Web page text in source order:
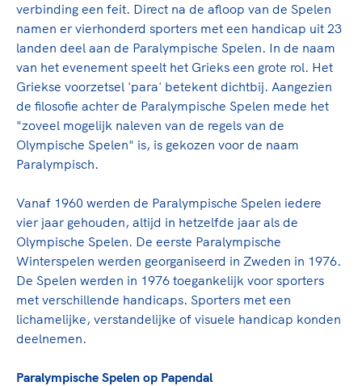
Sport verenigt. Op sportclubs, pleintjes, tijdens
een rondje fietsen, door samen te skaten of naar
de sportschool te gaan. Door samen te juichen
voor Sifan Hassan, Rico Verhoeven, Diede de
Groot en het Nederlands Elftal. Of met trots te
genieten van de karatewedstrijd van je dochter,
de halve marathon van je moeder of de
hockeywedstrijd van je buurjongen.
Clubondersteuning
Beroepskrachten
Samen voor een veilige
sportomgeving
Voor welk gedrag staat de club? Wat mag wel
langs de lijn, in de kleedkamer, kantine en online?
hier richting aan en is dus een belangrijk
onderdeel van het clubbeleid rondom gewenst en
ongewenst gedrag.
Lees verder
De TeamNL Academie
De TeamNL Academie biedt een leer- en
ontwikkelprogramma voor de volgende functies
binnen TeamNL programma's: experts, coaches,
bestuurders, (technisch) directeuren, managers en
toekomstig kader.
Lees verder
verbinding een feit. Direct na de afloop van de Spelen
namen er vierhonderd sporters met een handicap uit 23
landen deel aan de Paralympische Spelen. In de naam
van het evenement speelt het Grieks een grote rol. Het
Griekse voorzetsel 'para' betekent dichtbij. Aangezien
de filosofie achter de Paralympische Spelen mede het
"zoveel mogelijk naleven van de regels van de
Olympische Spelen" is, is gekozen voor de naam
Paralympisch.
Vanaf 1960 werden de Paralympische Spelen iedere
vier jaar gehouden, altijd in hetzelfde jaar als de
Olympische Spelen. De eerste Paralympische
Winterspelen werden georganiseerd in Zweden in 1976.
De Spelen werden in 1976 toegankelijk voor sporters
met verschillende handicaps. Sporters met een
lichamelijke, verstandelijke of visuele handicap konden
deelnemen.
Paralympische Spelen op Papendal